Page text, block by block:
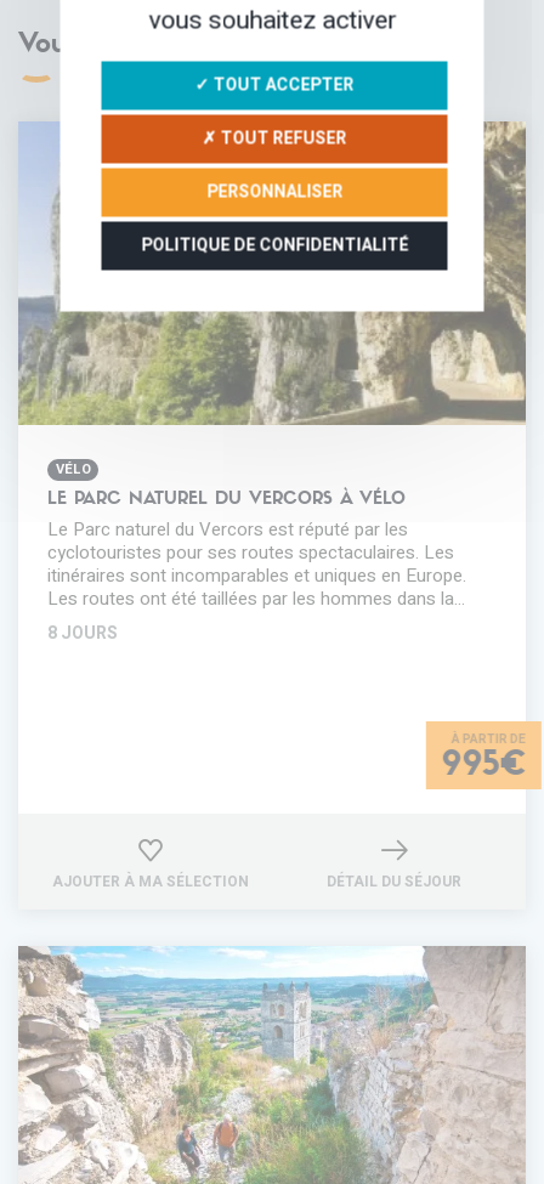
Vous aimerez aussi
VÉLO
LE PARC NATUREL DU VERCORS À VÉLO
Le Parc naturel du Vercors est réputé par les
cyclotouristes pour ses routes spectaculaires. Les
itinéraires sont incomparables et uniques en Europe.
Les routes ont été taillées par les hommes dans la…
8 JOURS
995€
AJOUTER À MA SÉLECTION DÉTAIL DU SÉJOUR
vous souhaitez activer
✓ TOUT ACCEPTER
✗ TOUT REFUSER
PERSONNALISER
POLITIQUE DE CONFIDENTIALITÉ